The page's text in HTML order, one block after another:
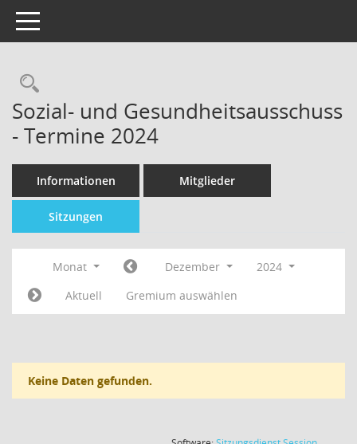
Toggle navigation
Sozial- und Gesundheitsausschuss
- Termine 2024
Informationen Mitglieder
Sitzungen
Monat Dezember
2024
Aktuell
Gremium auswählen
Keine Daten gefunden.